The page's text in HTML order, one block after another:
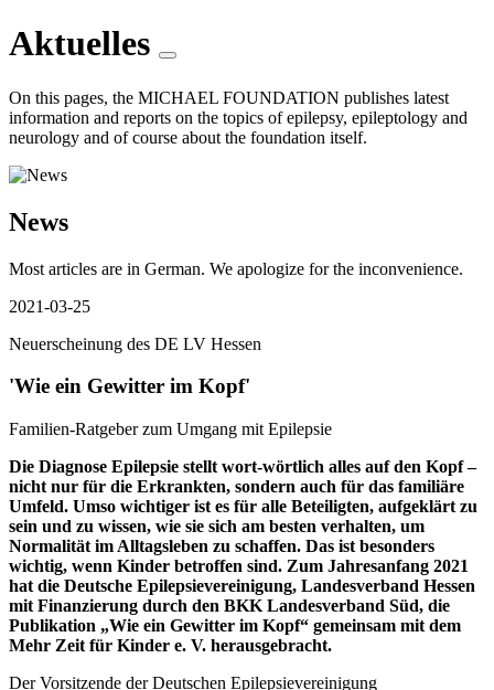
Aktuelles
On this pages, the MICHAEL FOUNDATION publishes latest
information and reports on the topics of epilepsy, epileptology and
neurology and of course about the foundation itself.
News
Most articles are in German. We apologize for the inconvenience.
2021-03-25
Neuerscheinung des DE LV Hessen
'Wie ein Gewitter im Kopf'
Familien-Ratgeber zum Umgang mit Epilepsie
Die Diagnose Epilepsie stellt wort-wörtlich alles auf den Kopf –
nicht nur für die Erkrankten, sondern auch für das familiäre
Umfeld. Umso wichtiger ist es für alle Beteiligten, aufgeklärt zu
sein und zu wissen, wie sie sich am besten verhalten, um
Normalität im Alltagsleben zu schaffen. Das ist besonders
wichtig, wenn Kinder betroffen sind. Zum Jahresanfang 2021
hat die Deutsche Epilepsievereinigung, Landesverband Hessen
mit Finanzierung durch den BKK Landesverband Süd, die
Publikation „Wie ein Gewitter im Kopf“ gemeinsam mit dem
Mehr Zeit für Kinder e. V. herausgebracht.
Der Vorsitzende der Deutschen Epilepsievereinigung